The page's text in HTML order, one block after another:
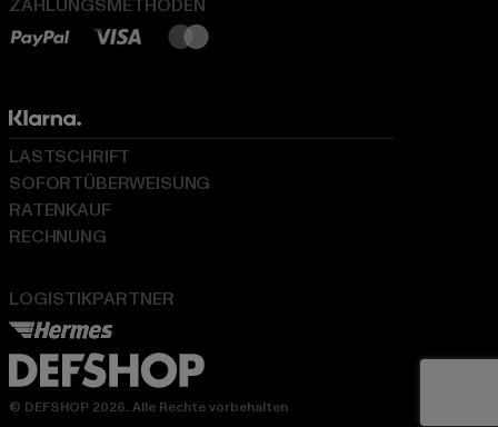
ZAHLUNGSMETHODEN
LOGISTIKPARTNER
LASTSCHRIFT
SOFORTÜBERWEISUNG
RATENKAUF
RECHNUNG
© DEFSHOP 2026. Alle Rechte vorbehalten